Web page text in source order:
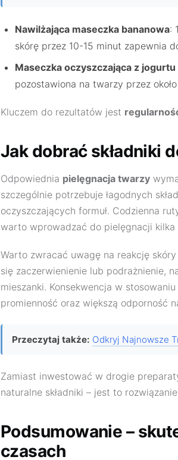
Nawilżająca maseczka bananowa:
skórę przez 10-15 minut zapewnia
Maseczka oczyszczająca z
pozostawiona na twarzy przez
Kluczem do rezultatów jest
Jak dobrać składniki
Odpowiednia pielęgnacja twarzy
szczególnie potrzebuje łagodnych
oczyszczających formuł. Codzienna
warto wprowadzać do pielęgnacji
Warto zwracać uwagę na reakcję
się zaczerwienienie lub podrażnienie,
mieszanki. Konsekwencja w
promienność oraz większą odporność
Przeczytaj także: Odkryj Najnowsze
Zamiast inwestować w drogie
naturalne składniki – jest to
Podsumowanie –
czasach